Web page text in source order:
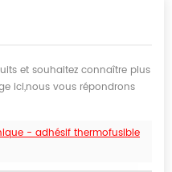
et souhaitez connaître plus
ici,nous vous répondrons
- adhésif thermofusible